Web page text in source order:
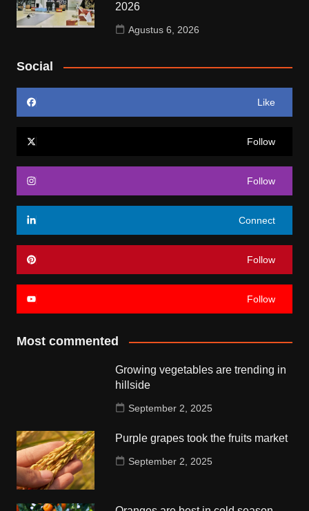
2026
Agustus 6, 2026
Social
Like
Follow
Follow
Connect
Follow
Follow
Most commented
Growing vegetables are trending in
hillside
September 2, 2025
Purple grapes took the fruits market
September 2, 2025